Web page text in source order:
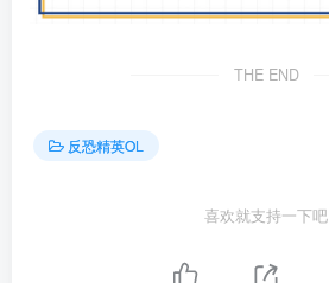
THE END
反恐精英OL
喜欢就支持一下吧